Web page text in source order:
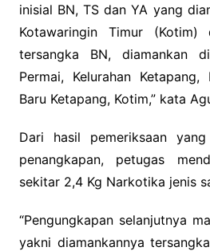
inisial BN, TS dan YA yang
Kotawaringin Timur
tersangka BN, diamankan
Permai, Kelurahan Ketapang,
Baru Ketapang, Kotim,” kata
Dari hasil pemeriksaan
penangkapan, petugas
sekitar 2,4 Kg Narkotika jenis
“Pengungkapan selanjutnya
yakni diamankannya